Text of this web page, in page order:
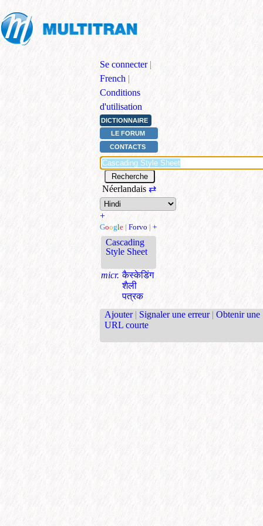
Se connecter |
French |
Conditions
d'utilisation
DICTIONNAIRE
LE FORUM
CONTACTS
Néerlandais ⇄
+
Google | Forvo | +
Cascading
Style Sheet
micr. कैस्केडिंग
शैली
पत्रक
Ajouter | Signaler une erreur | Obtenir une
URL courte